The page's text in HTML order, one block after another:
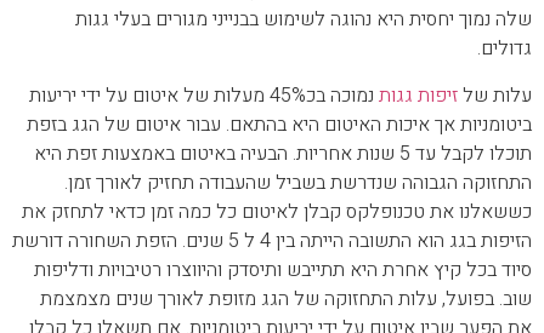
שלה נמוך יחסית היא נהוגה לשימוש בבנייני מגורים בעלי גגות
גדולים.
עלות שלזיפות גגות
נמוכה בכ45% מעלות של איטום על ידי יריעות
ביטומניות אך איכות האיטום היא בהתאם. עבור איטום של הגג בזפת
תוכלו לקבל עד 5 שנות אחריות. הבעיה באיטום באמצעות זפת היא
התחזוקה הגבוהה שנדרשת בשביל שהעבודה תחזיק לאורך זמן.
כששאלנו את טכנופלקס קבלן לאיטום כל כמה זמן כדאי לתחזק את
הזיפות בגג הוא התשובה הייתה בין 4 ל 5 שנים. הזפת השחורה דורשת
סיוד בכל קיץ אחרת היא תתייבש ותיסדק והיווצרו רטיבויות ודליפות
שוב. בפועל, עלות התחזוקה של הגג מזופת לאורך שנים מצמצמת